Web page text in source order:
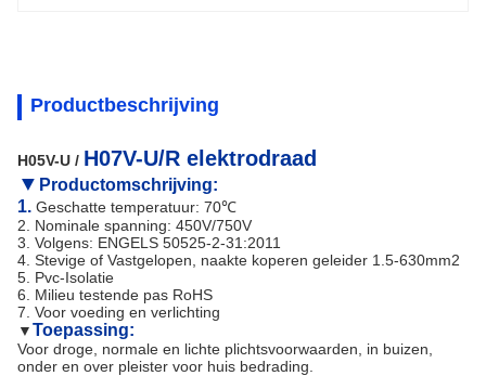
Productbeschrijving
H05V-U / H07V-U/R elektrodraad
▼ Productomschrijving:
1. Geschatte temperatuur: 70℃
2. Nominale spanning: 450V/750V
3. Volgens: ENGELS 50525-2-31:2011
4. Stevige of Vastgelopen, naakte koperen geleider 1.5-630mm2
5. Pvc-Isolatie
6. Milieu testende pas RoHS
7. Voor voeding en verlichting
▼Toepassing:
Voor droge, normale en lichte plichtsvoorwaarden, in buizen,
onder en over pleister voor huis bedrading.